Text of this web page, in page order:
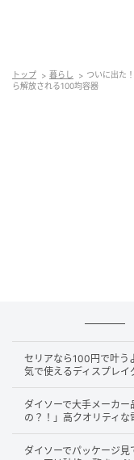
価格：￥110（税
トップ 暮らし
ついに出た
ら解放される100均容器
セリアなら100円で叶う
気で使えるディスプレイ
ダイソーで大手メーカ
の？！」高クオリティな
ダイソーでパッケージ